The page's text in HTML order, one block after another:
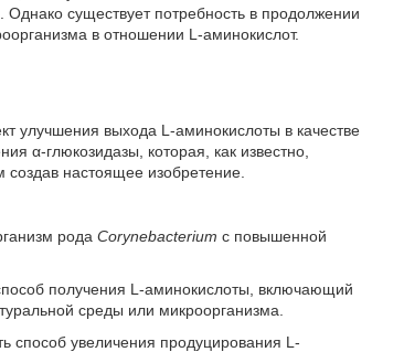
существует потребность в продолжении
в отношении L-аминокислот.
улучшения выхода L-аминокислоты в качестве
α-глюкозидазы, которая, как известно,
создав настоящее изобретение.
родаCorynebacteriumс повышенной
получения L-аминокислоты, включающий
среды или микроорганизма.
способ увеличения продуцирования L-